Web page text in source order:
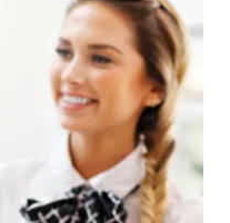
obala
Portorož